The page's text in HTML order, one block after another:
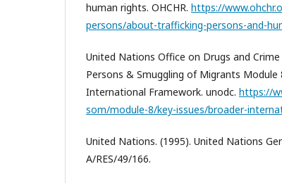
human rights. OHCHR. https://
persons/about-trafficking-persons-and-
United Nations Office on Drugs and Crime
Persons & Smuggling of Migrants Module
International Framework. unodc. https://
som/module-8/key-issues/broader-
United Nations. (1995). United Nations
A/RES/49/166.